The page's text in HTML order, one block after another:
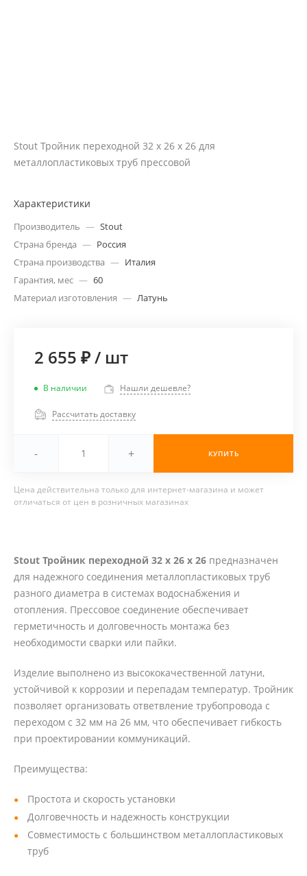
Stout Тройник переходной 32 х 26 х 26 для
металлопластиковых труб прессовой
Характеристики
Производитель — Stout
Страна бренда — Россия
Страна производства — Италия
Гарантия, мес — 60
Материал изготовления — Латунь
2 655 ₽/ шт
В наличии Нашли дешевле?
Рассчитать доставку
- + КУПИТЬ
Цена действительна только для интернет-магазина и может
отличаться от цен в розничных магазинах
Stout Тройник переходной 32 х 26 х 26 предназначен
для надежного соединения металлопластиковых труб
разного диаметра в системах водоснабжения и
отопления. Прессовое соединение обеспечивает
герметичность и долговечность монтажа без
необходимости сварки или пайки.
Изделие выполнено из высококачественной латуни,
устойчивой к коррозии и перепадам температур. Тройник
позволяет организовать ответвление трубопровода с
переходом с 32 мм на 26 мм, что обеспечивает гибкость
при проектировании коммуникаций.
Преимущества:
Простота и скорость установки
Долговечность и надежность конструкции
Совместимость с большинством металлопластиковых
труб